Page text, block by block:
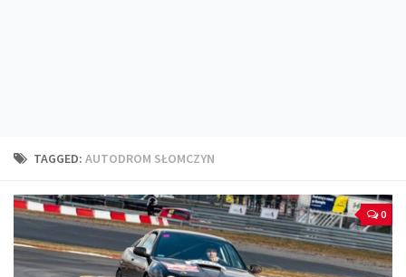
Technika jazdy
Kalkulatory
Przelicznik mocy
TAGGED: AUTODROM SŁOMCZYN
0